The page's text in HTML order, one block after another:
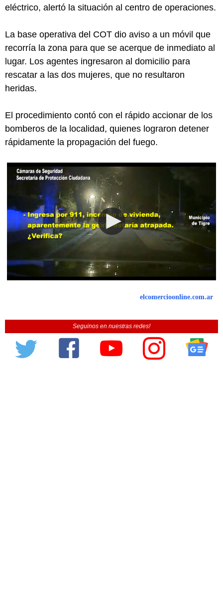
eléctrico, alertó la situación al centro de operaciones.
La base operativa del COT dio aviso a un móvil que
recorría la zona para que se acerque de inmediato al
lugar. Los agentes ingresaron al domicilio para
rescatar a las dos mujeres, que no resultaron
heridas.
El procedimiento contó con el rápido accionar de los
bomberos de la localidad, quienes lograron detener
rápidamente la propagación del fuego.
elcomercioonline.com.ar
Seguinos en nuestras redes!